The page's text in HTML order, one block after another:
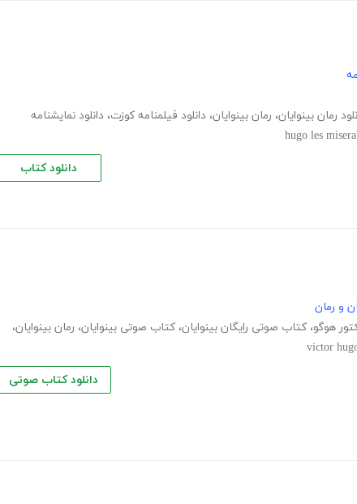
رمان بینوایان، رمان بینوایان، دانلود فیلمنامه کوزت، دانلود نمایشنامه
hugo les
دانلود کتاب
و رمان
هوگو، کتاب صوتی رایگان بینوایان، کتاب صوتی بینوایان، رمان بینوایان،
victor
دانلود کتاب صوتی